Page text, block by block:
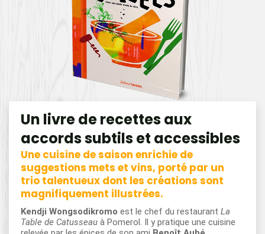
Un livre de recettes aux
accords subtils et accessibles
Une cuisine de saison enrichie de
suggestions mets et vins, porté par un
trio talentueux dont les créations sont
magnifiquement illustrées.
Kendji Wongsodikromo est le chef du restaurant La
Table de Catusseau à Pomerol. Il y pratique une cuisine